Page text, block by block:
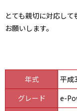
とても親切に対応し
お願いします。
年式
平成
グレード
e-